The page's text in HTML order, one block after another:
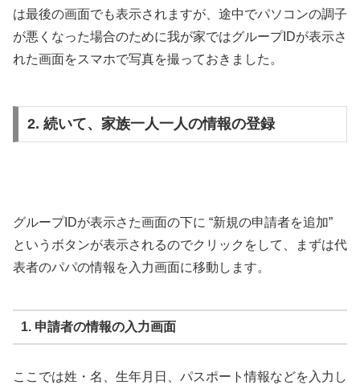
は最後の画面でも表示されますが、途中でパソコンの調子
が悪くなった場合のために我が家ではグループIDが表示さ
れた画面をスマホで写真を撮っておきました。
2. 続いて、家族一人一人の情報の登録
グループIDが表示さた画面の下に “新規の申請者を追加”
というボタンが表示されるのでクリックをして、まずは代
表者のパパの情報を入力画面に移動します。
1. 申請者の情報の入力画面
ここでは姓・名、生年月日、パスポート情報などを入力し